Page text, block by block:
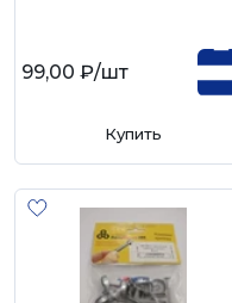
99,00 ₽/шт
Купить